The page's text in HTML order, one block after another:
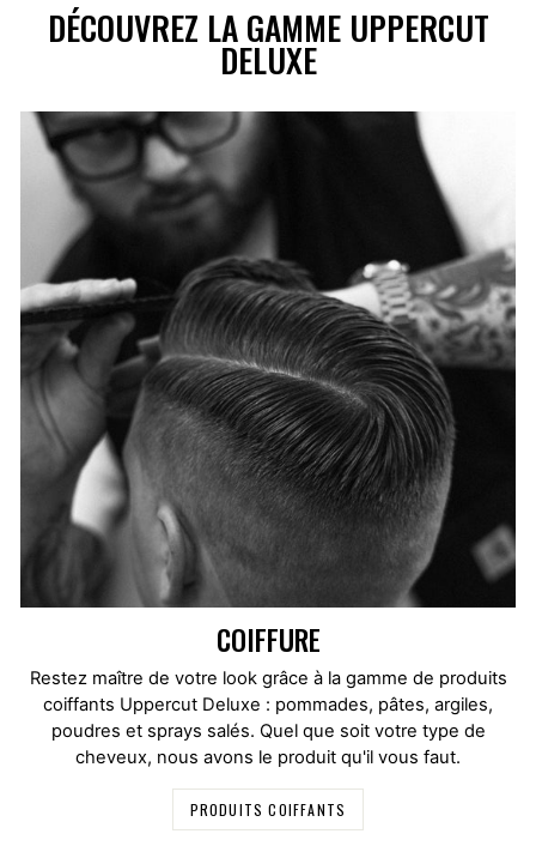
DÉCOUVREZ LA GAMME UPPERCUT
DELUXE
COIFFURE
Restez maître de votre look grâce à la gamme de produits
coiffants Uppercut Deluxe : pommades, pâtes, argiles,
poudres et sprays salés. Quel que soit votre type de
cheveux, nous avons le produit qu'il vous faut.
PRODUITS COIFFANTS